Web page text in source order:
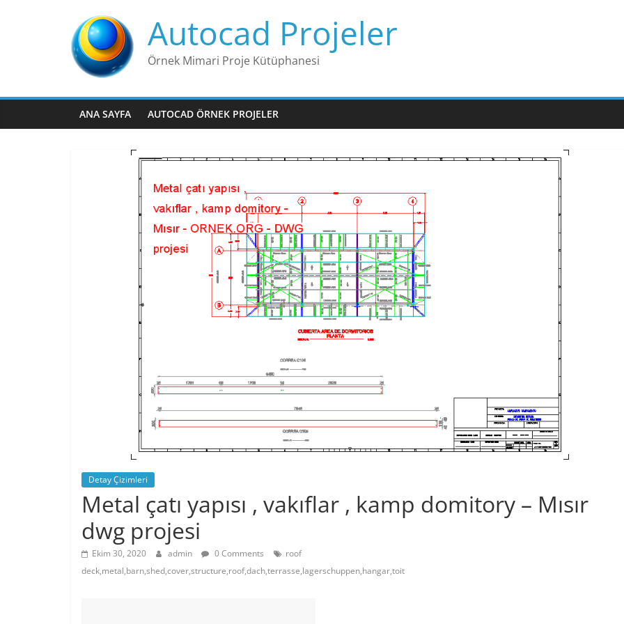
Autocad Projeler
Örnek Mimari Proje Kütüphanesi
ANA SAYFA AUTOCAD ÖRNEK PROJELER
Detay Çizimleri
Metal çatı yapısı , vakıflar , kamp domitory – Mısır
dwg projesi
Ekim 30, 2020 admin 0 Comments
roof
deck,metal,barn,shed,cover,structure,roof,dach,terrasse,lagerschuppen,hangar,toit